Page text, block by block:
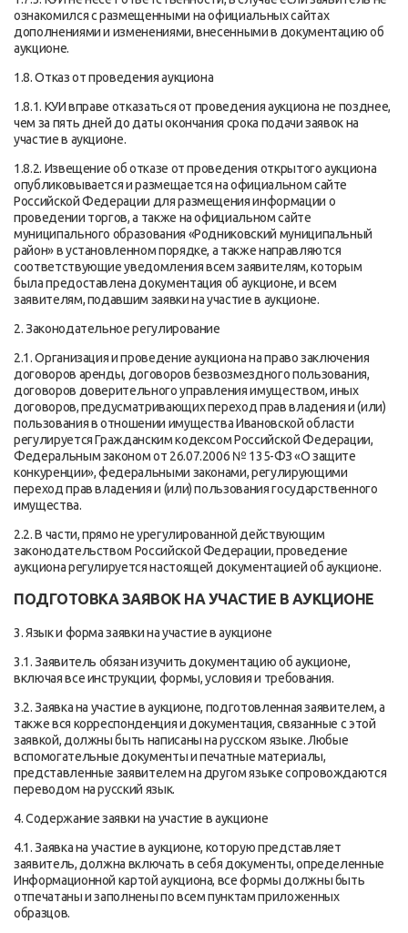
ознакомился с размещенными на официальных сайтах
дополнениями и изменениями, внесенными в документацию об
аукционе.
1.8. Отказ от проведения аукциона
1.8.1. КУИ вправе отказаться от проведения аукциона не позднее,
чем за пять дней до даты окончания срока подачи заявок на
участие в аукционе.
1.8.2. Извещение об отказе от проведения открытого аукциона
опубликовывается и размещается на официальном сайте
Российской Федерации для размещения информации о
проведении торгов, а также на официальном сайте
муниципального образования «Родниковский муниципальный
район» в установленном порядке, а также направляются
соответствующие уведомления всем заявителям, которым
была предоставлена документация об аукционе, и всем
заявителям, подавшим заявки на участие в аукционе.
2. Законодательное регулирование
2.1. Организация и проведение аукциона на право заключения
договоров аренды, договоров безвозмездного пользования,
договоров доверительного управления имуществом, иных
договоров, предусматривающих переход прав владения и (или)
пользования в отношении имущества Ивановской области
регулируется Гражданским кодексом Российской Федерации,
Федеральным законом от 26.07.2006 № 135-ФЗ «О защите
конкуренции», федеральными законами, регулирующими
переход прав владения и (или) пользования государственного
имущества.
2.2. В части, прямо не урегулированной действующим
законодательством Российской Федерации, проведение
аукциона регулируется настоящей документацией об аукционе.
ПОДГОТОВКА ЗАЯВОК НА УЧАСТИЕ В АУКЦИОНЕ
3. Язык и форма заявки на участие в аукционе
3.1. Заявитель обязан изучить документацию об аукционе,
включая все инструкции, формы, условия и требования.
3.2. Заявка на участие в аукционе, подготовленная заявителем, а
также вся корреспонденция и документация, связанные с этой
заявкой, должны быть написаны на русском языке. Любые
вспомогательные документы и печатные материалы,
представленные заявителем на другом языке сопровождаются
переводом на русский язык.
4. Содержание заявки на участие в аукционе
4.1. Заявка на участие в аукционе, которую представляет
заявитель, должна включать в себя документы, определенные
Информационной картой аукциона, все формы должны быть
отпечатаны и заполнены по всем пунктам приложенных
образцов.